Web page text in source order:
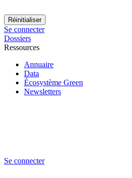
Se connecter
Dossiers
Ressources
Annuaire
Data
Écosystème Green
Newsletters
Se connecter